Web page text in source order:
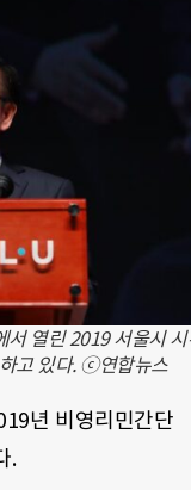
서 열린 2019 서울시 시
고 있다. ⓒ연합뉴스
년 비영리민간단
.